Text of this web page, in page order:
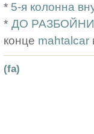
* 5-я колонна
* ДО
конце mahtalcar
(fa)